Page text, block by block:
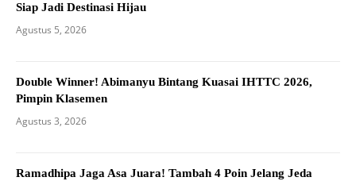
Siap Jadi Destinasi Hijau
Agustus 5, 2026
Double Winner! Abimanyu Bintang Kuasai IHTTC 2026,
Pimpin Klasemen
Agustus 3, 2026
Ramadhipa Jaga Asa Juara! Tambah 4 Poin Jelang Jeda